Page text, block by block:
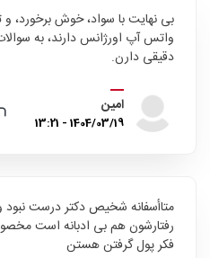
بی نهایت با سواد، خوش برخورد، و
واتس آپ اورژانس دارند، به
دقیقی دارن.
امین
1404/03/19 - 13:21
متاأسفانه شخیص دکتر درست
رفتارشون هم بی ادبانه است
فکر پول گرفتن هستن